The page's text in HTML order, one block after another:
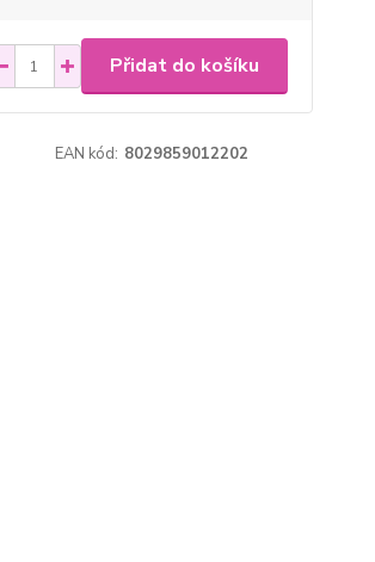
Přidat do košíku
EAN kód: 8029859012202